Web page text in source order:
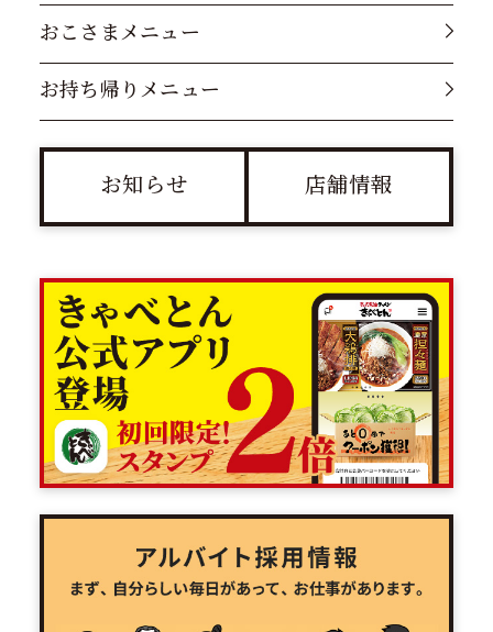
おこさまメニュー
お持ち帰りメニュー
お知らせ 店舗情報